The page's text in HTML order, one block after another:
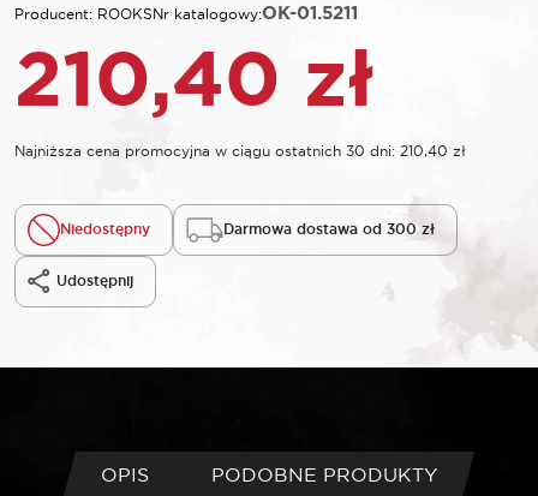
Producent: ROOKSNr katalogowy:OK-01.5211
210,40 zł
Najniższa cena promocyjna w ciągu ostatnich 30 dni: 210,40 zł
Niedostępny Darmowa dostawa od 300 zł
Udostępnij
OPIS
PODOBNE PRODUKTY